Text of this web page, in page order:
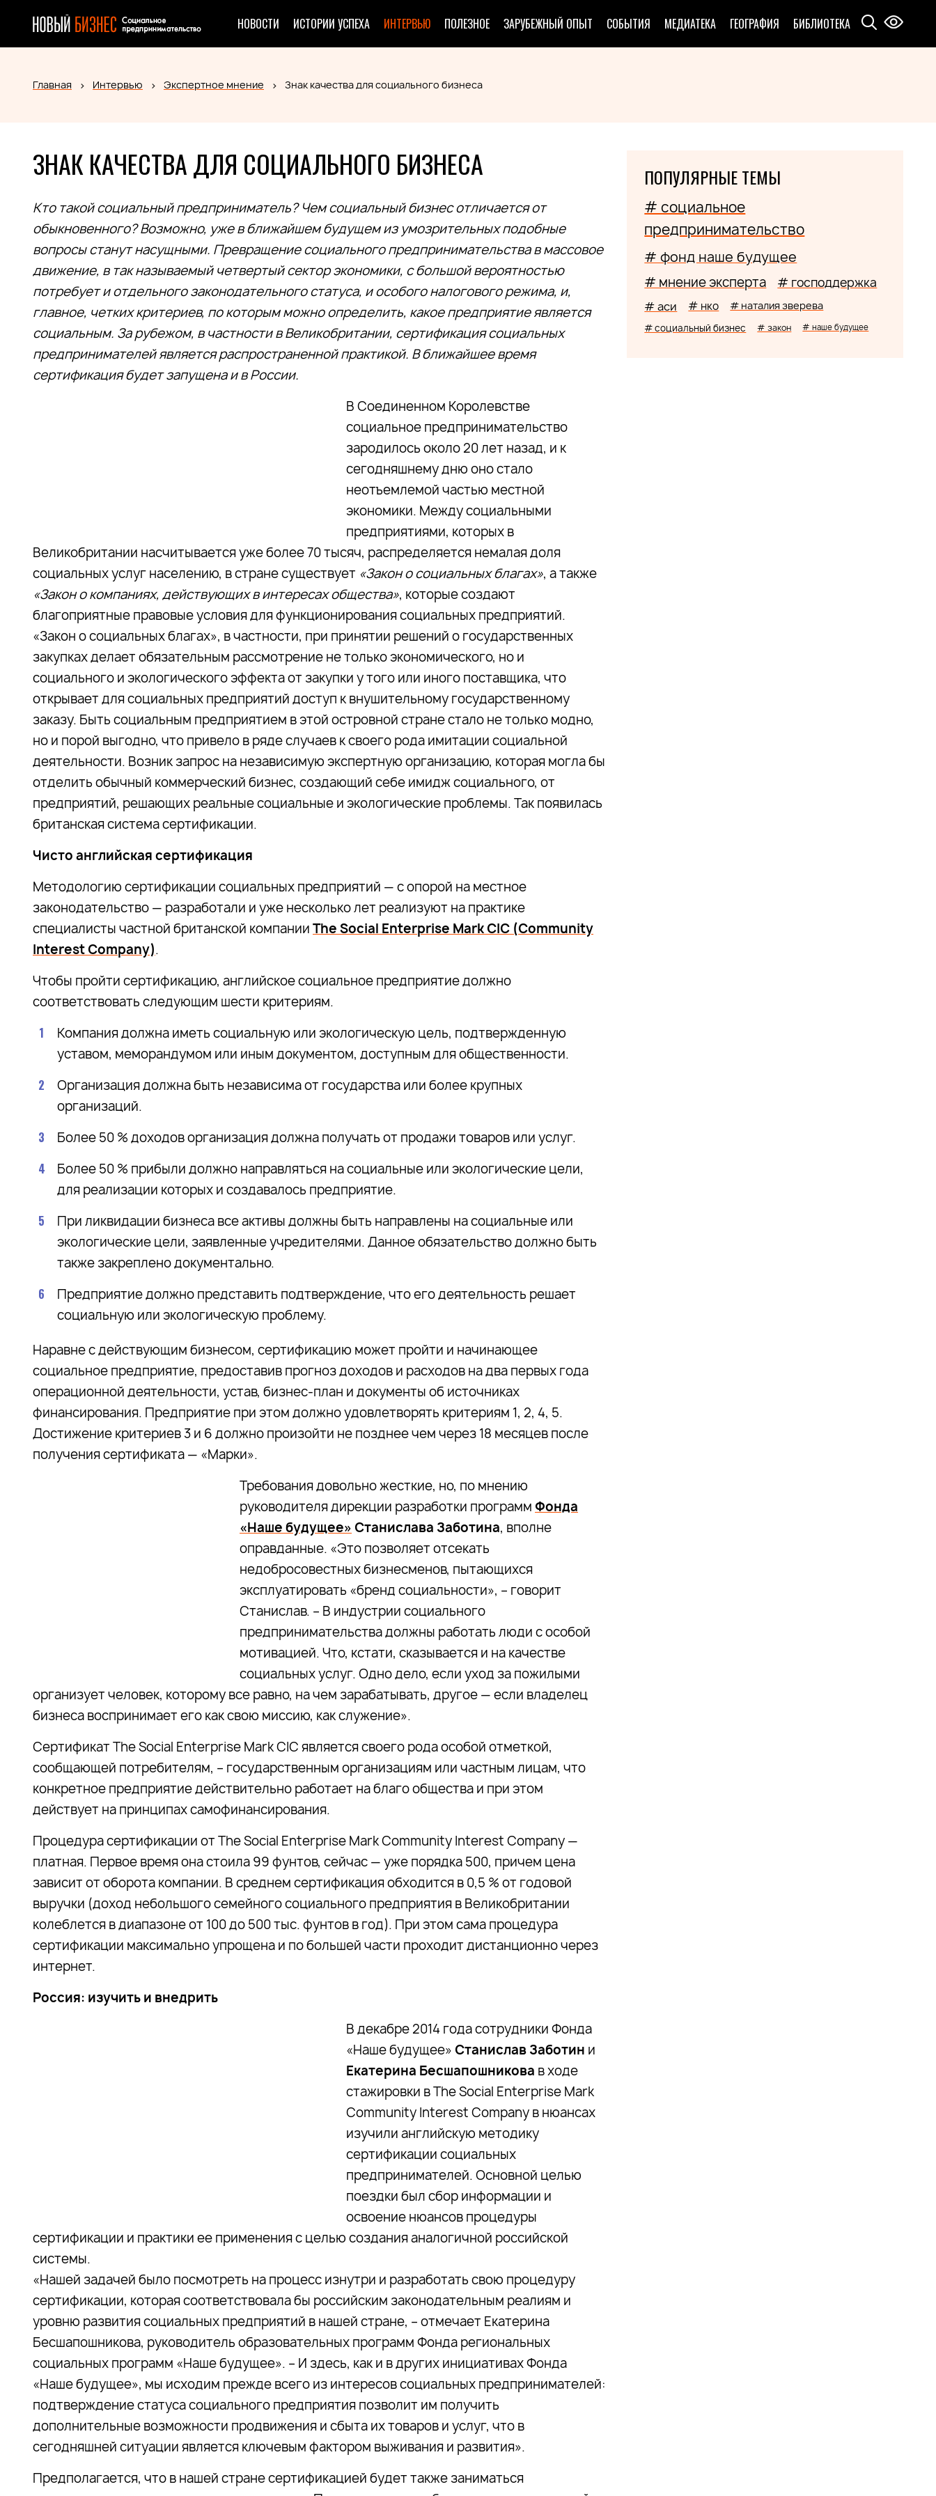
НОВОСТИ ИСТОРИИ УСПЕХА ИНТЕРВЬЮ ПОЛЕЗНОЕ ЗАРУБЕЖНЫЙ ОПЫТ СОБЫТИЯ МЕДИАТЕКА ГЕОГРАФИЯ БИБЛИОТЕКА
Главная Интервью Экспертное мнение Знак качества для социального бизнеса
ЗНАК КАЧЕСТВА ДЛЯ СОЦИАЛЬНОГО БИЗНЕСА
Кто такой социальный предприниматель? Чем социальный бизнес отличается от
обыкновенного? Возможно, уже в ближайшем будущем из умозрительных подобные
вопросы станут насущными. Превращение социального предпринимательства в массовое
движение, в так называемый четвертый сектор экономики, с большой вероятностью
потребует и отдельного законодательного статуса, и особого налогового режима, и,
главное, четких критериев, по которым можно определить, какое предприятие является
социальным. За рубежом, в частности в Великобритании, сертификация социальных
предпринимателей является распространенной практикой. В ближайшее время
сертификация будет запущена и в России.
В Соединенном Королевстве
социальное предпринимательство
зародилось около 20 лет назад, и к
сегодняшнему дню оно стало
неотъемлемой частью местной
экономики. Между социальными
предприятиями, которых в
Великобритании насчитывается уже более 70 тысяч, распределяется немалая доля
социальных услуг населению, в стране существует «Закон о социальных благах», а также
«Закон о компаниях, действующих в интересах общества», которые создают
благоприятные правовые условия для функционирования социальных предприятий.
«Закон о социальных благах», в частности, при принятии решений о государственных
закупках делает обязательным рассмотрение не только экономического, но и
социального и экологического эффекта от закупки у того или иного поставщика, что
открывает для социальных предприятий доступ к внушительному государственному
заказу. Быть социальным предприятием в этой островной стране стало не только модно,
но и порой выгодно, что привело в ряде случаев к своего рода имитации социальной
деятельности. Возник запрос на независимую экспертную организацию, которая могла бы
отделить обычный коммерческий бизнес, создающий себе имидж социального, от
предприятий, решающих реальные социальные и экологические проблемы. Так появилась
британская система сертификации.
Чисто английская сертификация
Методологию сертификации социальных предприятий — с опорой на местное
законодательство — разработали и уже несколько лет реализуют на практике
специалисты частной британской компании The Social Enterprise Mark CIC (Community
Interest Company).
Чтобы пройти сертификацию, английское социальное предприятие должно
соответствовать следующим шести критериям.
Компания должна иметь социальную или экологическую цель, подтвержденную
уставом, меморандумом или иным документом, доступным для общественности.
Организация должна быть независима от государства или более крупных
организаций.
Более 50 % доходов организация должна получать от продажи товаров или услуг.
Более 50 % прибыли должно направляться на социальные или экологические цели,
для реализации которых и создавалось предприятие.
При ликвидации бизнеса все активы должны быть направлены на социальные или
экологические цели, заявленные учредителями. Данное обязательство должно быть
также закреплено документально.
Предприятие должно представить подтверждение, что его деятельность решает
социальную или экологическую проблему.
Наравне с действующим бизнесом, сертификацию может пройти и начинающее
социальное предприятие, предоставив прогноз доходов и расходов на два первых года
операционной деятельности, устав, бизнес-план и документы об источниках
финансирования. Предприятие при этом должно удовлетворять критериям 1, 2, 4, 5.
Достижение критериев 3 и 6 должно произойти не позднее чем через 18 месяцев после
получения сертификата — «Марки».
Требования довольно жесткие, но, по мнению
руководителя дирекции разработки программ Фонда
«Наше будущее» Станислава Заботина, вполне
оправданные. «Это позволяет отсекать
недобросовестных бизнесменов, пытающихся
эксплуатировать «бренд социальности», – говорит
Станислав. – В индустрии социального
предпринимательства должны работать люди с особой
мотивацией. Что, кстати, сказывается и на качестве
социальных услуг. Одно дело, если уход за пожилыми
организует человек, которому все равно, на чем зарабатывать, другое — если владелец
бизнеса воспринимает его как свою миссию, как служение».
Сертификат The Social Enterprise Mark CIC является своего рода особой отметкой,
сообщающей потребителям, – государственным организациям или частным лицам, что
конкретное предприятие действительно работает на благо общества и при этом
действует на принципах самофинансирования.
Процедура сертификации от The Social Enterprise Mark Community Interest Company —
платная. Первое время она стоила 99 фунтов, сейчас — уже порядка 500, причем цена
зависит от оборота компании. В среднем сертификация обходится в 0,5 % от годовой
выручки (доход небольшого семейного социального предприятия в Великобритании
колеблется в диапазоне от 100 до 500 тыс. фунтов в год). При этом сама процедура
сертификации максимально упрощена и по большей части проходит дистанционно через
интернет.
Россия: изучить и внедрить
В декабре 2014 года сотрудники Фонда
«Наше будущее» Станислав Заботин и
Екатерина Бесшапошникова в ходе
стажировки в The Social Enterprise Mark
Community Interest Company в нюансах
изучили английскую методику
сертификации социальных
предпринимателей. Основной целью
поездки был сбор информации и
освоение нюансов процедуры
сертификации и практики ее применения с целью создания аналогичной российской
системы.
«Нашей задачей было посмотреть на процесс изнутри и разработать свою процедуру
сертификации, которая соответствовала бы российским законодательным реалиям и
уровню развития социальных предприятий в нашей стране, – отмечает Екатерина
Бесшапошникова, руководитель образовательных программ Фонда региональных
социальных программ «Наше будущее». – И здесь, как и в других инициативах Фонда
«Наше будущее», мы исходим прежде всего из интересов социальных предпринимателей:
подтверждение статуса социального предприятия позволит им получить
дополнительные возможности продвижения и сбыта их товаров и услуг, что в
сегодняшней ситуации является ключевым фактором выживания и развития».
Предполагается, что в нашей стране сертификацией будет также заниматься
ПОПУЛЯРНЫЕ ТЕМЫ
# социальное
предпринимательство
# фонд наше будущее
# мнение эксперта # господдержка
# аси # нко # наталия зверева
# социальный бизнес # закон # наше будущее